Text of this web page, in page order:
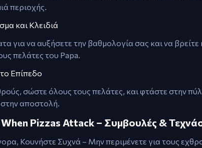
περιοχής.
και Κλειδιά
για να αυξήσετε την βαθμολογία σας και να
πελάτες του Papa.
Επίπεδο
σώστε όλους τους πελάτες, και φτάστε στην
αποστολή.
When Pizzas Attack – Συμβουλές &
Κουνήστε Συχνά – Μην περιμένετε για τους